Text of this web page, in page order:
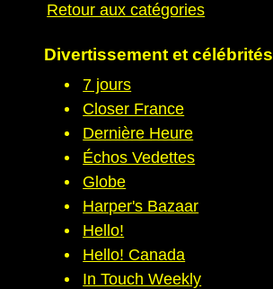
Retour aux catégories
Divertissement et célébrités
7 jours
Closer France
Dernière Heure
Échos Vedettes
Globe
Harper's Bazaar
Hello!
Hello! Canada
In Touch Weekly